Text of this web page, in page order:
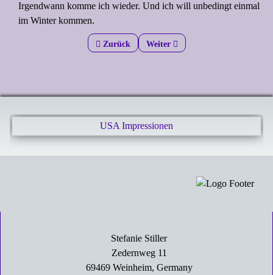
Irgendwann komme ich wieder. Und ich will unbedingt einmal
im Winter kommen.
Previous article: Abschied vom Yellowstone
Zurück Next article: Fahrtag
Weiter
USA Impressionen
Stefanie Stiller
Zedernweg 11
69469 Weinheim, Germany